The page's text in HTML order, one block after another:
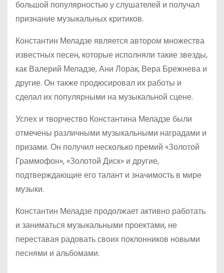
большой популярностью у слушателей и получал
признание музыкальных критиков.
Константин Меладзе является автором множества
известных песен, которые исполняли такие звезды,
как Валерий Меладзе, Ани Лорак, Вера Брежнева и
другие. Он также продюсировал их работы и
сделал их популярными на музыкальной сцене.
Успех и творчество Константина Меладзе были
отмечены различными музыкальными наградами и
призами. Он получил несколько премий «Золотой
Граммофон», «Золотой Диск» и другие,
подтверждающие его талант и значимость в мире
музыки.
Константин Меладзе продолжает активно работать
и заниматься музыкальными проектами, не
переставая радовать своих поклонников новыми
песнями и альбомами.